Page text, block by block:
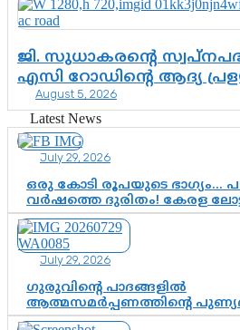
ജി. സുധാകരന്റെ
എസി റോഡിന്റെ ആദ്യ
ഉയരുന്നത് ഗുരുതര
August 5, 2026
Latest News
July 29, 2026
ഒരു കോടി രൂപയുടെ ഭാഗ്യം…
വർഷത്തെ ദുരിതം! കേരള
സംവിധാനത്തെ ചോദ്യം
കോയയുടെ പോരാട്ടം
July 29, 2026
ഗുരുവിന്റെ പാദങ്ങളിൽ
ആത്മസമർപ്പണത്തിന്റെ
മാതാ അമൃതാനന്ദമയി